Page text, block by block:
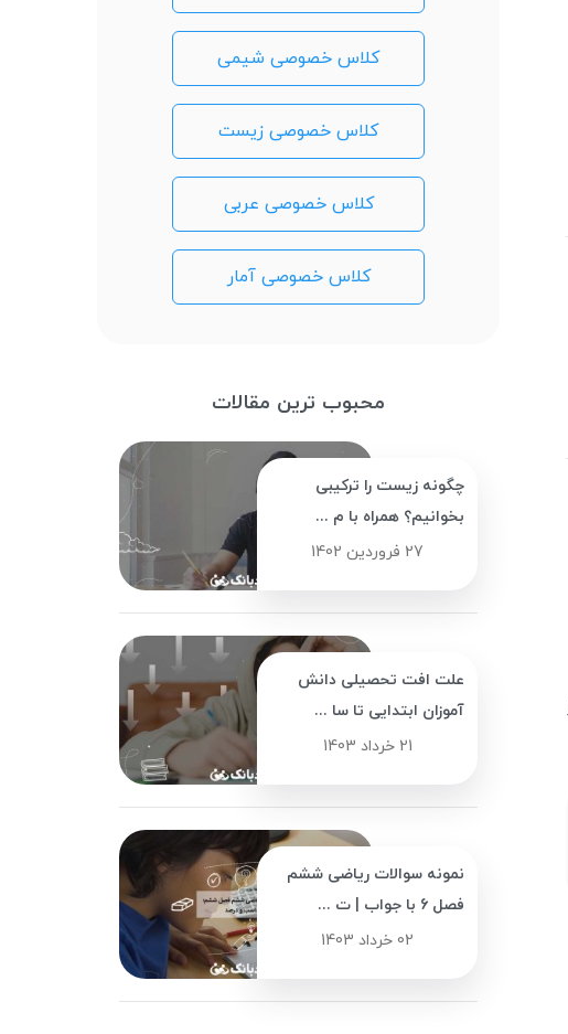
کلاس خصوصی شیمی
کلاس خصوصی زیست
کلاس خصوصی عربی
کلاس خصوصی آمار
محبوب ترین مقالات
چگونه زیست را ترکیبی
بخوانیم؟ همراه با م ...
27 فروردین 1402
علت افت تحصیلی دانش
آموزان ابتدایی تا سا ...
21 خرداد 1403
نمونه سوالات ریاضی ششم
فصل 6 با جواب | ت ...
02 خرداد 1403